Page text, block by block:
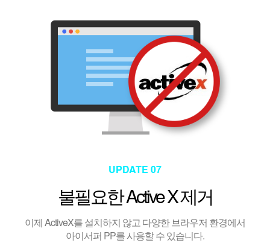
UPDATE 07
불필요한 Active X 제거
이제 ActiveX를 설치하지 않고 다양한 브라우저 환경에서
아이서퍼 PP를 사용할 수 있습니다.